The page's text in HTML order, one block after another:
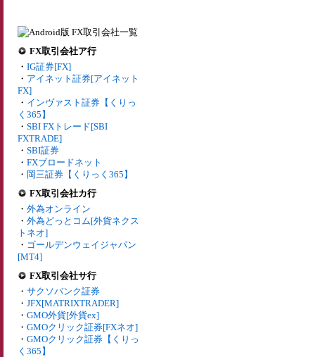
FX取引会社ア行
・ IG証券[FX]
・ アイネット証券[アイネット
FX]
・ インヴァスト証券【くりっ
く365】
・ SBI FXトレード[SBI
FXTRADE]
・ SBI証券
・ FXブロードネット
・ 岡三証券【くりっく365】
FX取引会社カ行
・ 外為オンライン
・ 外為どっとコム[外貨ネクス
トネオ]
・ ゴールデンウェイジャパン
[MT4]
FX取引会社サ行
・ サクソバンク証券
・ JFX[MATRIXTRADER]
・ GMO外貨[外貨ex]
・ GMOクリック証券[FXネオ]
・ GMOクリック証券【くりっ
く365】